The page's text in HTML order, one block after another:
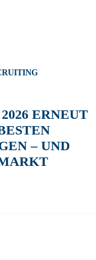
ERNEUT
– UND